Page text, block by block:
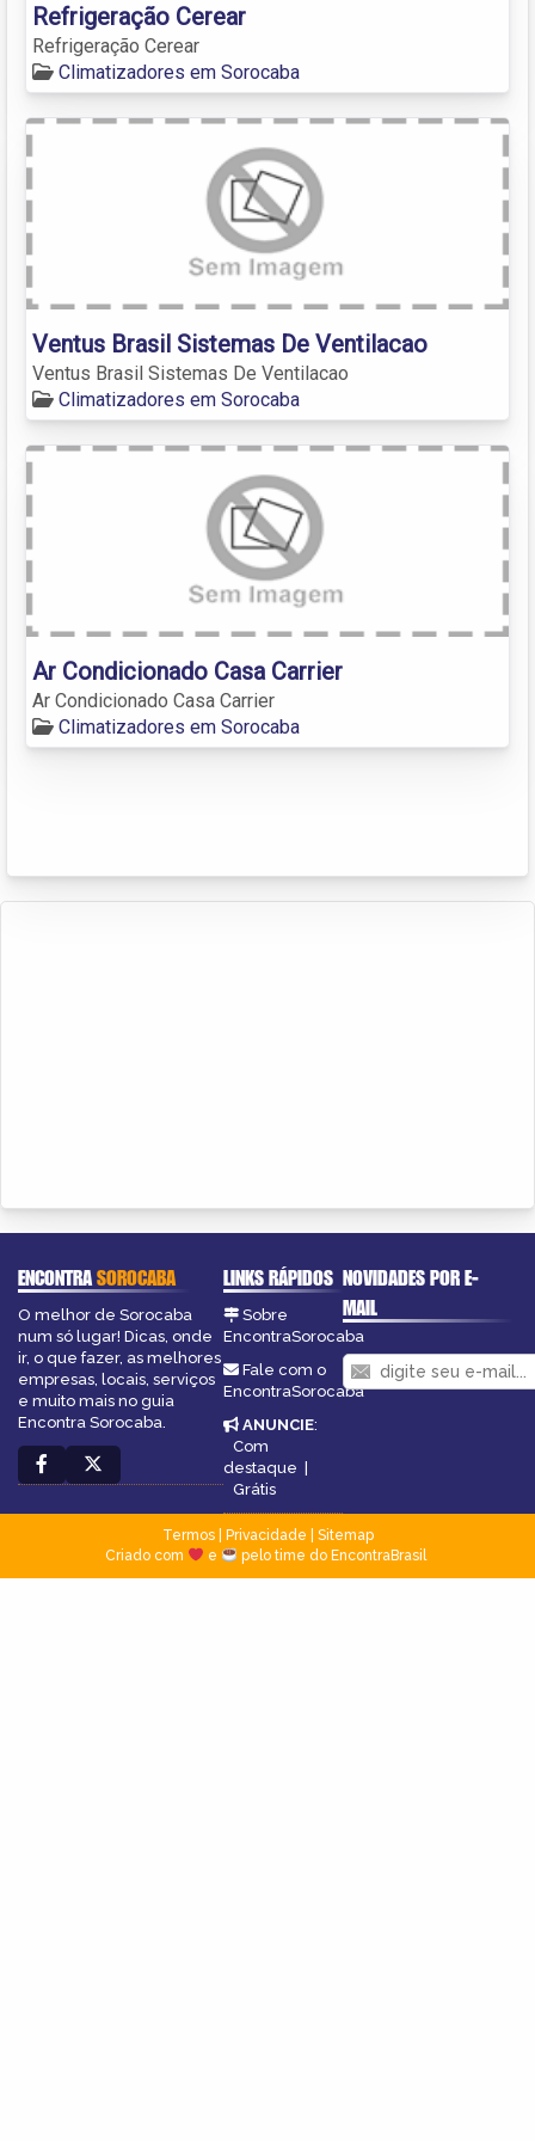
Refrigeração Cerear
Refrigeração Cerear
Climatizadores em Sorocaba
Ventus Brasil Sistemas De Ventilacao
Ventus Brasil Sistemas De Ventilacao
Climatizadores em Sorocaba
Ar Condicionado Casa Carrier
Ar Condicionado Casa Carrier
Climatizadores em Sorocaba
ENCONTRASOROCABA
O melhor de Sorocaba
num só lugar! Dicas, onde
ir, o que fazer, as melhores
empresas, locais, serviços
e muito mais no guia
Encontra Sorocaba.
LINKS RÁPIDOS
Sobre
EncontraSorocaba
Fale com o
EncontraSorocaba
ANUNCIE:
Com
destaque |
Grátis
NOVIDADES POR E-
MAIL
Termos| Privacidade
Sitemap
Criado com
e pelo time do EncontraBrasil